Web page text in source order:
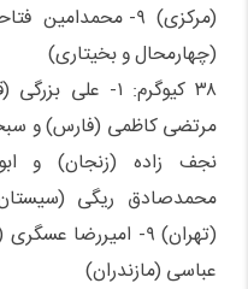
(چهارمحال و بخیتاری)
عباسی (مازندران)